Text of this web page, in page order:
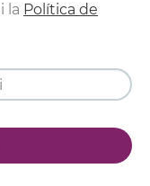
i la Política de